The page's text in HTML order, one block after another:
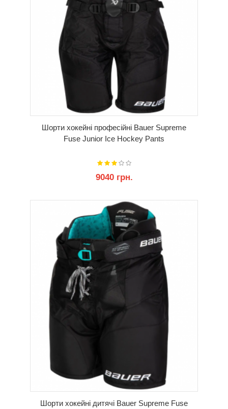
Шорти хокейні професійні Bauer Supreme
Fuse Junior Ice Hockey Pants
9040 грн.
КУПИТИ
Шорти хокейні дитячі Bauer Supreme Fuse